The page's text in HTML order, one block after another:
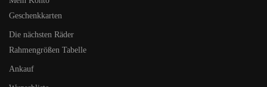
Geschenkkarten
Die nächsten Räder
Rahmengrößen Tabelle
Ankauf